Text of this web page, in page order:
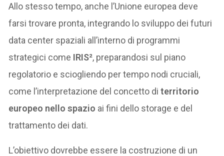
Allo stesso tempo, anche l’Unione europea deve
farsi trovare pronta, integrando lo sviluppo dei futuri
data center spaziali all’interno di programmi
strategici come IRIS², preparandosi sul piano
regolatorio e sciogliendo per tempo nodi cruciali,
come l’interpretazione del concetto diterritorio
europeo nello spazio ai fini dello storage e del
trattamento dei dati.
L’obiettivo dovrebbe essere la costruzione di un